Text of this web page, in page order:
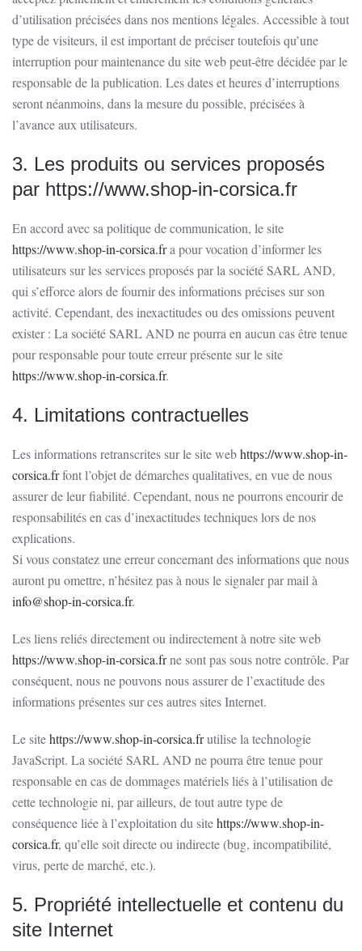
d’utilisation précisées dans nos mentions légales. Accessible à tout
type de visiteurs, il est important de préciser toutefois qu’une
interruption pour maintenance du site web peut-être décidée par le
responsable de la publication. Les dates et heures d’interruptions
seront néanmoins, dans la mesure du possible, précisées à
l’avance aux utilisateurs.
3. Les produits ou services proposés
par https://www.shop-in-corsica.fr
En accord avec sa politique de communication, le site
https://www.shop-in-corsica.fra pour vocation d’informer les
utilisateurs sur les services proposés par la société SARL AND,
qui s’efforce alors de fournir des informations précises sur son
activité. Cependant, des inexactitudes ou des omissions peuvent
exister : La société SARL AND ne pourra en aucun cas être tenue
pour responsable pour toute erreur présente sur le site
https://www.shop-in-corsica.fr.
4. Limitations contractuelles
Les informations retranscrites sur le site webhttps://www.shop-in-
corsica.frfont l’objet de démarches qualitatives, en vue de nous
assurer de leur fiabilité. Cependant, nous ne pourrons encourir de
responsabilités en cas d’inexactitudes techniques lors de nos
explications.
Si vous constatez une erreur concernant des informations que nous
auront pu omettre, n’hésitez pas à nous le signaler par mail à
info@shop-in-corsica.fr.
Les liens reliés directement ou indirectement à notre site web
https://www.shop-in-corsica.frne sont pas sous notre contrôle. Par
conséquent, nous ne pouvons nous assurer de l’exactitude des
informations présentes sur ces autres sites Internet.
Le sitehttps://www.shop-in-corsica.frutilise la technologie
JavaScript. La société SARL AND ne pourra être tenue pour
responsable en cas de dommages matériels liés à l’utilisation de
cette technologie ni, par ailleurs, de tout autre type de
conséquence liée à l’exploitation du sitehttps://www.shop-in-
corsica.fr, qu’elle soit directe ou indirecte (bug, incompatibilité,
virus, perte de marché, etc.).
5. Propriété intellectuelle et contenu du
site Internet